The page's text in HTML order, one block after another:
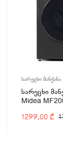
სარეცხი მანქანა
სარეცხი
Midea
1299,00 ₾